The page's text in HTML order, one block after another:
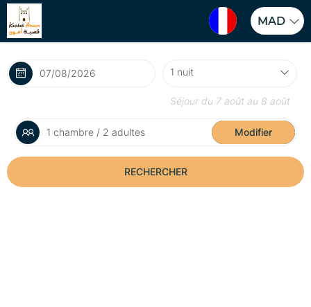
MAD
Séjour du 7 août au 8 août
1 chambre / 2 adultes Modifier